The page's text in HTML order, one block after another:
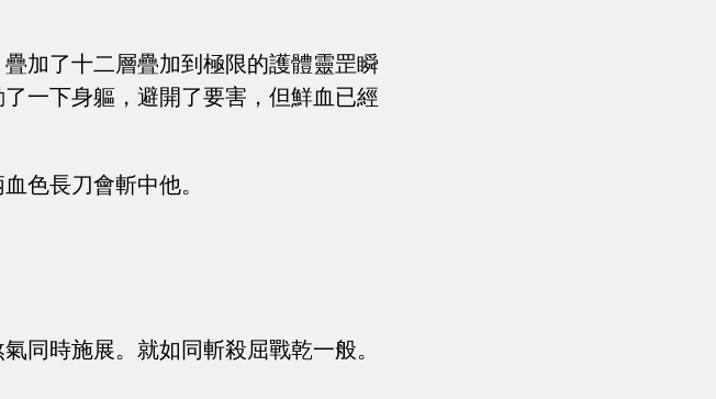
加了十二層疊加到極限的護體靈罡瞬
一下身軀，避開了要害，但鮮血已經
色長刀會斬中他。
同時施展。就如同斬殺屈戰乾一般。